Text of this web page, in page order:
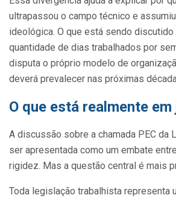
ultrapassou o campo técnico e
ideológica. O que está sendo discutido
quantidade de dias trabalhados por
disputa o próprio modelo de
deverá prevalecer nas próximas
O que está realmente em
A discussão sobre a chamada PEC da
ser apresentada como um embate
rigidez. Mas a questão central é mais
Toda legislação trabalhista representa